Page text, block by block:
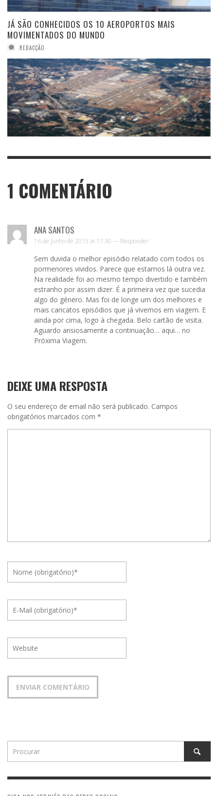
JÁ SÃO CONHECIDOS OS 10 AEROPORTOS MAIS
MOVIMENTADOS DO MUNDO
REDACÇÃO
1 COMENTÁRIO
ANA SANTOS
16 de Junho de 2015 at 17:30 — Responder
Sem duvida o melhor episódio relatado com todos os
pormenores vividos. Parece que estamos lá outra vez.
Na realidade foi ao mesmo tempo divertido e também
estranho por assim dizer. É a primeira vez que sucedia
algo do género. Mas foi de longe um dos melhores e
mais caricatos episódios que já vivemos em viagem. E
ainda por cima, logo à chegada. Belo cartão de visita.
Aguardo ansiosamente a continuação… aqui… no
Próxima Viagem.
DEIXE UMA RESPOSTA
O seu endereço de email não será publicado. Campos
obrigatórios marcados com *